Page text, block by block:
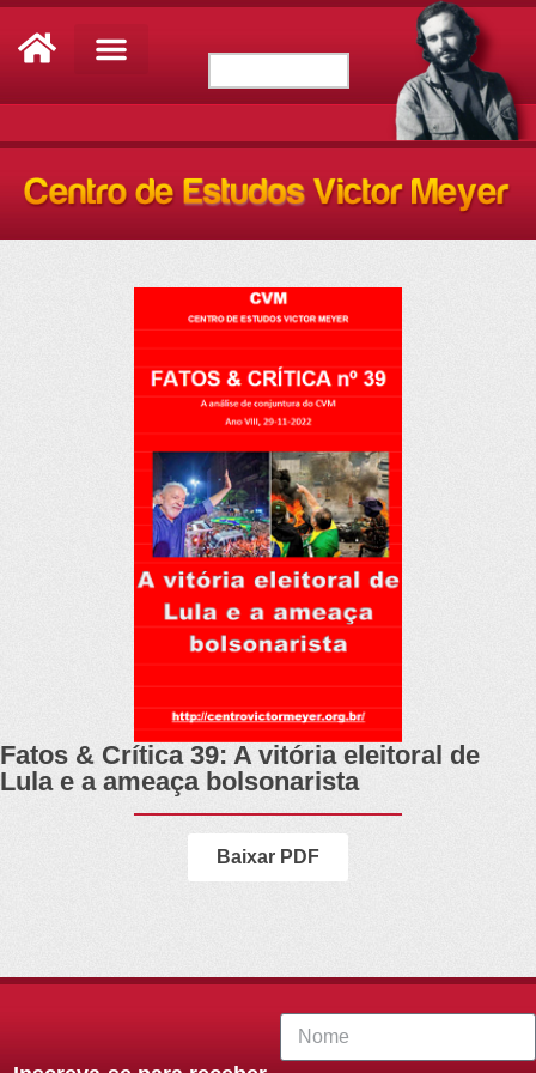
Fatos & Crítica 39: A vitória eleitoral de
Lula e a ameaça bolsonarista
Baixar PDF